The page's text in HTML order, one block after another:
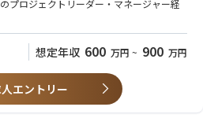
の管理（部下の育成・評価）を担当して
すめです。
プロジェクトリーダー・マネージャー経
理（売上・原価の予実管理）
フロントエンド開発経験
購買管理の業務経験
想定年収 600 万円 ~ 900 万円
エントリー